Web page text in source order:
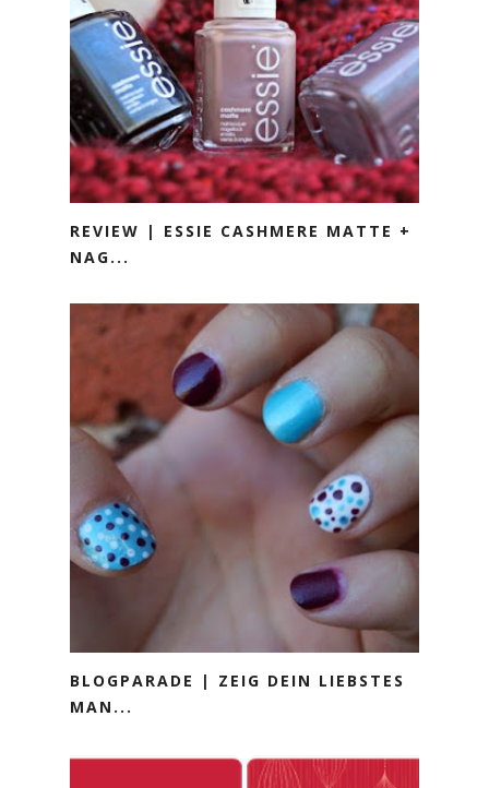
REVIEW | ESSIE CASHMERE MATTE +
NAG...
BLOGPARADE | ZEIG DEIN LIEBSTES
MAN...